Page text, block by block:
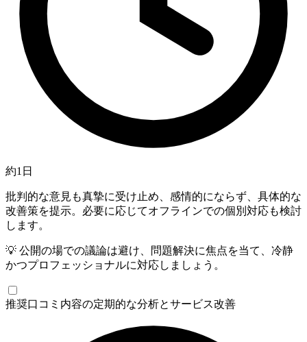
約1日
批判的な意見も真摯に受け止め、感情的にならず、具体的な
改善策を提示。必要に応じてオフラインでの個別対応も検討
します。
💡 公開の場での議論は避け、問題解決に焦点を当て、冷静
かつプロフェッショナルに対応しましょう。
推奨口コミ内容の定期的な分析とサービス改善